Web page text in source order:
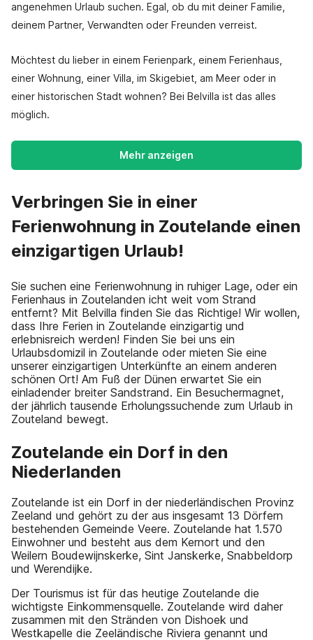
angenehmen Urlaub suchen. Egal, ob du mit deiner Familie,
deinem Partner, Verwandten oder Freunden verreist.
Möchtest du lieber in einem Ferienpark, einem Ferienhaus,
einer Wohnung, einer Villa, im Skigebiet, am Meer oder in
einer historischen Stadt wohnen? Bei Belvilla ist das alles
möglich.
Mehr anzeigen
Verbringen Sie in einer
Ferienwohnung in Zoutelande einen
einzigartigen Urlaub!
Sie suchen eine Ferienwohnung in ruhiger Lage, oder ein
Ferienhaus in Zoutelanden icht weit vom Strand
entfernt? Mit Belvilla finden Sie das Richtige! Wir wollen,
dass Ihre Ferien in Zoutelande einzigartig und
erlebnisreich werden! Finden Sie bei uns ein
Urlaubsdomizil in Zoutelande oder mieten Sie eine
unserer einzigartigen Unterkünfte an einem anderen
schönen Ort! Am Fuß der Dünen erwartet Sie ein
einladender breiter Sandstrand. Ein Besuchermagnet,
der jährlich tausende Erholungssuchende zum Urlaub in
Zouteland bewegt.
Zoutelande ein Dorf in den
Niederlanden
Zoutelande ist ein Dorf in der niederländischen Provinz
Zeeland und gehört zu der aus insgesamt 13 Dörfern
bestehenden Gemeinde Veere. Zoutelande hat 1.570
Einwohner und besteht aus dem Kernort und den
Weilern Boudewijnskerke, Sint Janskerke, Snabbeldorp
und Werendijke.
Der Tourismus ist für das heutige Zoutelande die
wichtigste Einkommensquelle. Zoutelande wird daher
zusammen mit den Stränden von Dishoek und
Westkapelle die Zeeländische Riviera genannt und